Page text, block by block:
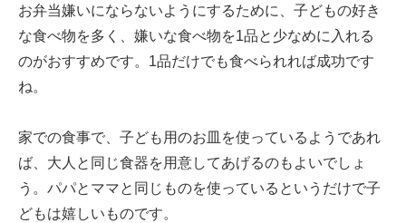
お弁当嫌いにならないようにするために、子どもの好き
な食べ物を多く、嫌いな食べ物を1品と少なめに入れる
のがおすすめです。1品だけでも食べられれば成功です
ね。
家での食事で、子ども用のお皿を使っているようであれ
ば、大人と同じ食器を用意してあげるのもよいでしょ
う。パパとママと同じものを使っているというだけで子
どもは嬉しいものです。